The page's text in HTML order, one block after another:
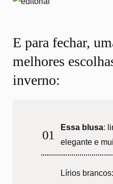
E para fechar,
melhores
inverno:
Essa blusa:
elegante e
Lírios